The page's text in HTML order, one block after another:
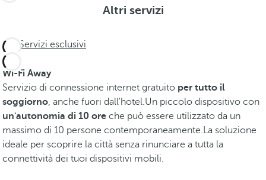
Altri servizi
Servizi esclusivi
Wi-Fi Away
Servizio di connessione internet gratuito per tutto il
soggiorno, anche fuori dall'hotel.Un piccolo dispositivo con
un'autonomia di 10 ore che può essere utilizzato da un
massimo di 10 persone contemporaneamente.La soluzione
ideale per scoprire la città senza rinunciare a tutta la
connettività dei tuoi dispositivi mobili.